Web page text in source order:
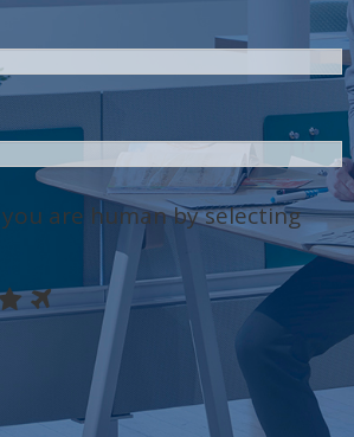
are human by selecting
5 6